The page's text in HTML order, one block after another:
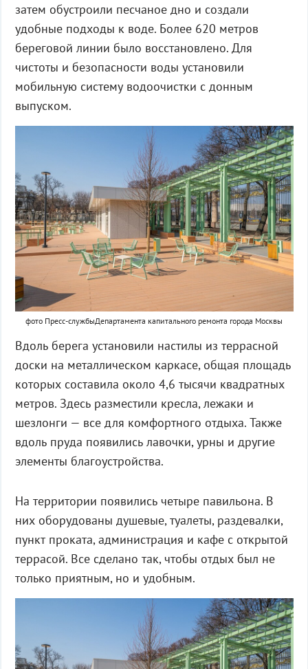
затем обустроили песчаное дно и создали
удобные подходы к воде. Более 620 метров
береговой линии было восстановлено. Для
чистоты и безопасности воды установили
мобильную систему водоочистки с донным
выпуском.
фото Пресс-службыДепартамента капитального ремонта города Москвы
Вдоль берега установили настилы из террасной
доски на металлическом каркасе, общая площадь
которых составила около 4,6 тысячи квадратных
метров. Здесь разместили кресла, лежаки и
шезлонги — все для комфортного отдыха. Также
вдоль пруда появились лавочки, урны и другие
элементы благоустройства.
На территории появились четыре павильона. В
них оборудованы душевые, туалеты, раздевалки,
пункт проката, администрация и кафе с открытой
террасой. Все сделано так, чтобы отдых был не
только приятным, но и удобным.